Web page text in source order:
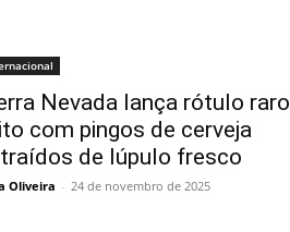
Nevada lança rótulo raro
com pingos de cerveja
de lúpulo fresco
Oliveira - 24 de novembro de 2025